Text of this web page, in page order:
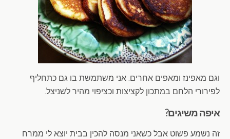
וגם מאפינז ומאפים אחרים. אני משתמשת בו גם כתחליף
לפירורי הלחם במתכון לקציצות וכציפוי מהיר לשניצל.
איפה משיגים?
זה נשמע פשוט אבל כשאני מנסה להכין בבית יוצא לי ממרח